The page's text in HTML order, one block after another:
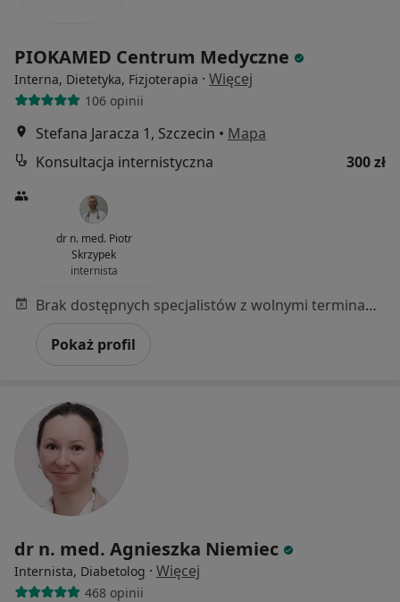
PIOKAMED Centrum Medyczne
Interna, Dietetyka, Fizjoterapia · Więcej
106 opinii
Stefana Jaracza 1, Szczecin • Mapa
Konsultacja internistyczna
300 zł
dr n. med. Piotr
Skrzypek
internista
Brak dostępnych specjalistów z wolnymi terminami w tym centrum medycznym.
Pokaż profil
dr n. med. Agnieszka Niemiec
Internista, Diabetolog · Więcej
468 opinii